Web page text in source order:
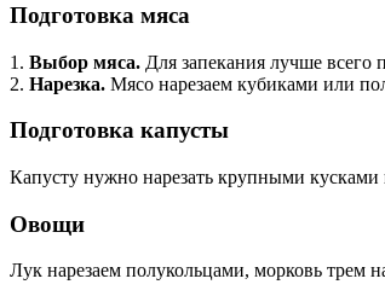
Подготовка мяса
1. Выбор мяса. Для запекания лучше
2. Нарезка. Мясо нарезаем кубиками или
Подготовка капусты
Капусту нужно нарезать крупными кусками
Овощи
Лук нарезаем полукольцами, морковь трем